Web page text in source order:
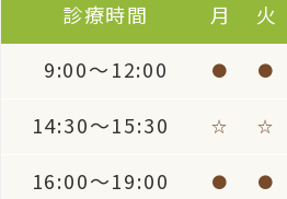
診療時間 月 火
9:00～12:00
● ●
14:30～15:30 ☆ ☆
16:00～19:00 ● ●